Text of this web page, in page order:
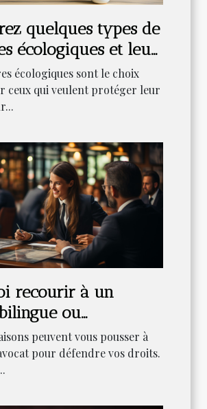
quelques types de
écologiques et leur
écologiques sont le choix
ceux qui veulent protéger leur
recourir à un
ou
?
peuvent vous pousser à
pour défendre vos droits.